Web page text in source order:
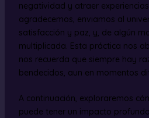
negatividad y atraer
agradecemos, enviamos al
satisfacción y paz, y, de algún
multiplicada. Esta práctica nos
nos recuerda que siempre hay
bendecidos, aun en momentos
A continuación, exploraremos
puede tener un impacto